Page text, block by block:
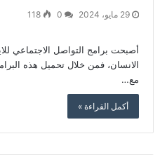
29 مايو، 2024 0
118
أصبحت برامج التواصل الاجتماعي
الانسان، فمن خلال تحميل هذه
مع…
أكمل القراءة »